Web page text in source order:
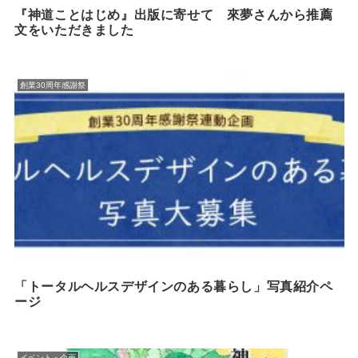
『神道ことはじめ』出版に寄せて 來夢さんから推薦
文をいただきました
創業30周年感謝祭
「トータルヘルスデザインのある暮らし」写真紹介ペ
ージ